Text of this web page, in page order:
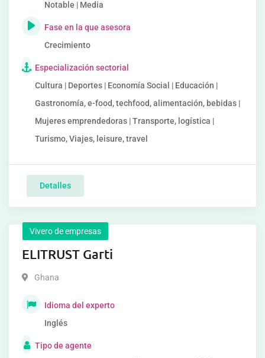
Notable | Media
Fase en la que asesora
Crecimiento
Especialización sectorial
Cultura | Deportes | Economía Social | Educación |
Gastronomía, e-food, techfood, alimentación, bebidas |
Mujeres emprendedoras | Transporte, logística |
Turismo, Viajes, leisure, travel
Detalles
Vivero de empresas
ELITRUST Garti
Ghana
Idioma del experto
Inglés
Tipo de agente